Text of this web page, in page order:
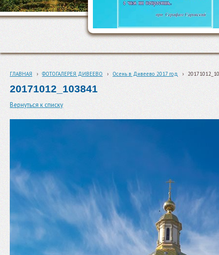
ГЛАВНАЯ › ФОТОГАЛЕРЕЯ ДИВЕЕВО › Осень в Дивеево 2017 год ›
20171012_103841
Вернуться к списку